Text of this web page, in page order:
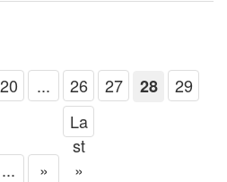
20 ... 26 27 28 29
... »
La
st
»